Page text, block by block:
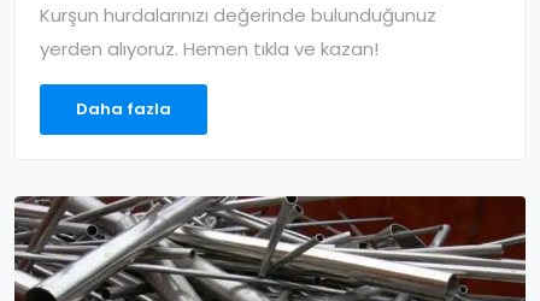
Kurşun hurdalarınızı değerinde bulunduğunuz
yerden alıyoruz. Hemen tıkla ve kazan!
Daha fazla